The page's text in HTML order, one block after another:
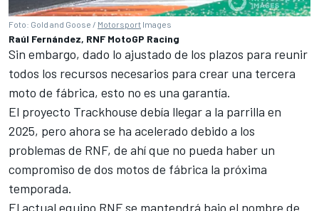
Foto: Gold and Goose / Motorsport Images
Raúl Fernández, RNF MotoGP Racing
Sin embargo, dado lo ajustado de los plazos para reunir
todos los recursos necesarios para crear una tercera
moto de fábrica, esto no es una garantía.
El proyecto Trackhouse debía llegar a la parrilla en
2025, pero ahora se ha acelerado debido a los
problemas de RNF, de ahí que no pueda haber un
compromiso de dos motos de fábrica la próxima
temporada.
El actual equipo RNF se mantendrá bajo el nombre de